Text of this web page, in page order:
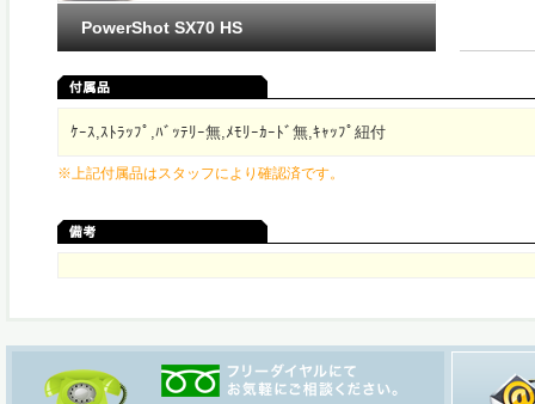
PowerShot SX70 HS
ｹｰｽ,ｽﾄﾗｯﾌﾟ,ﾊﾞｯﾃﾘｰ無,ﾒﾓﾘｰｶｰﾄﾞ無,ｷｬｯﾌﾟ紐付
※上記付属品はスタッフにより確認済です。